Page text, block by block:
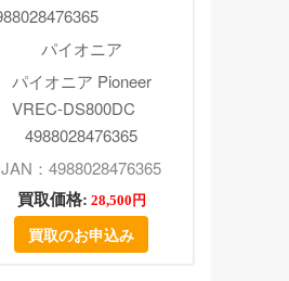
パイオニア
パイオニア Pioneer
VREC-DS800DC
4988028476365
JAN：4988028476365
買取価格: 28,500円
買取のお申込み